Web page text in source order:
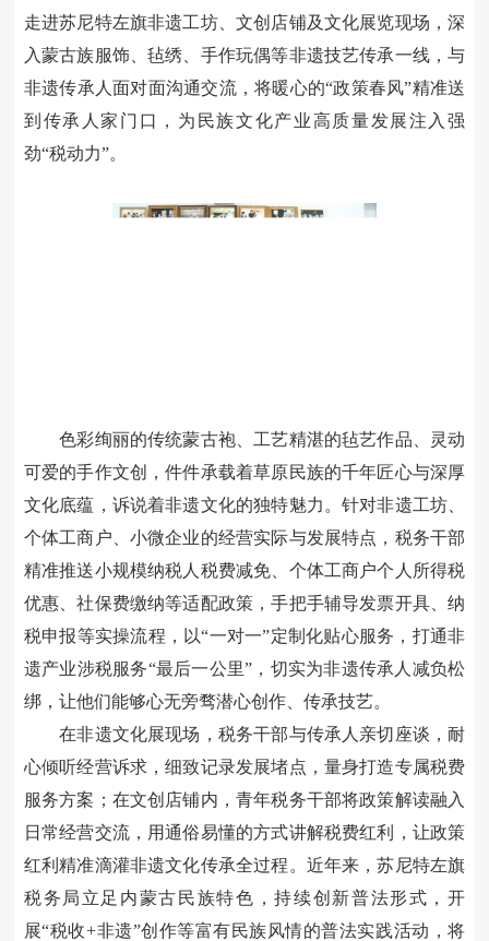
走进苏尼特左旗非遗工坊、文创店铺及文化展览现场，深
入蒙古族服饰、毡绣、手作玩偶等非遗技艺传承一线，与
非遗传承人面对面沟通交流，将暖心的“政策春风”精准送
到传承人家门口，为民族文化产业高质量发展注入强
劲“税动力”。
色彩绚丽的传统蒙古袍、工艺精湛的毡艺作品、灵动
可爱的手作文创，件件承载着草原民族的千年匠心与深厚
文化底蕴，诉说着非遗文化的独特魅力。针对非遗工坊、
个体工商户、小微企业的经营实际与发展特点，税务干部
精准推送小规模纳税人税费减免、个体工商户个人所得税
优惠、社保费缴纳等适配政策，手把手辅导发票开具、纳
税申报等实操流程，以“一对一”定制化贴心服务，打通非
遗产业涉税服务“最后一公里”，切实为非遗传承人减负松
绑，让他们能够心无旁骛潜心创作、传承技艺。
在非遗文化展现场，税务干部与传承人亲切座谈，耐
心倾听经营诉求，细致记录发展堵点，量身打造专属税费
服务方案；在文创店铺内，青年税务干部将政策解读融入
日常经营交流，用通俗易懂的方式讲解税费红利，让政策
红利精准滴灌非遗文化传承全过程。近年来，苏尼特左旗
税务局立足内蒙古民族特色，持续创新普法形式，开
展“税收+非遗”创作等富有民族风情的普法实践活动，将